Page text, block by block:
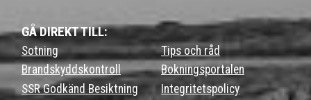
GÅ DIREKT TILL:
Sotning
Brandskyddskontroll
SSR Godkänd Besiktning
Tips och råd
Bokningsportalen
Integritetspolicy